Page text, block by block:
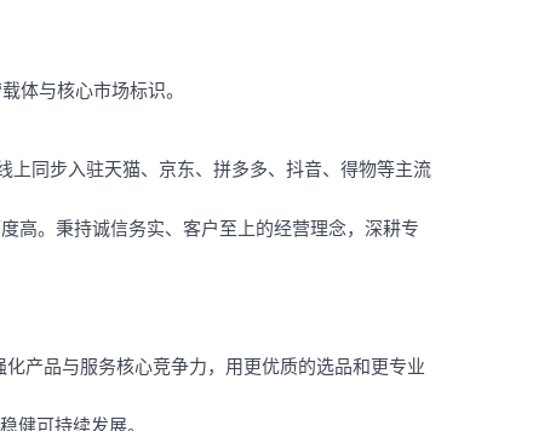
体与核心市场标识。
上同步入驻天猫、京东、拼多多、抖音、得物等主流
高。秉持诚信务实、客户至上的经营理念，深耕专
产品与服务核心竞争力，用更优质的选品和更专业
健可持续发展。